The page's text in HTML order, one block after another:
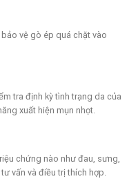
vệ gò ép quá chặt vào
tra định kỳ tình trạng da của
xuất hiện mụn nhọt.
chứng nào như đau, sưng,
vấn và điều trị thích hợp.